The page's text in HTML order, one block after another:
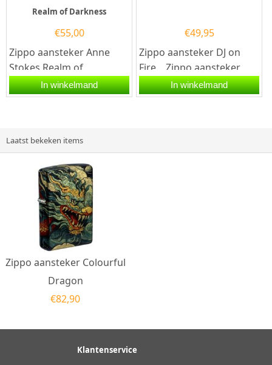
Realm of Darkness
€55,00
Zippo aansteker Anne
Stokes Realm of
Darkness. Een Zippo
aansteker is een
In winkelmand
€49,95
Zippo aansteker DJ on
Fire. Zippo aansteker
met een Candy Apple Red
afwerking en aan de...
In winkelmand
Laatst bekeken items
Zippo aansteker Colourful
Dragon
€82,90
Klantenservice